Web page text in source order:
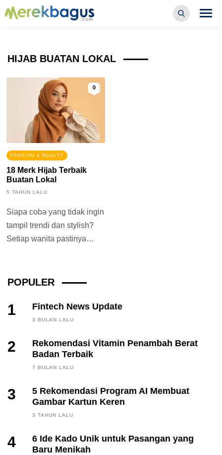
HIJAB BUATAN LOKAL
0
FASHION & BEAUTY
18 Merk Hijab Terbaik
Buatan Lokal
5 TAHUN LALU
Siapa coba yang tidak ingin
tampil trendi dan stylish?
Setiap wanita pastinya
terlebih...
POPULER
1 Fintech News Update
3 BULAN LALU
2
Rekomendasi Vitamin Penambah Berat
Badan Terbaik
7 BULAN LALU
3
5 Rekomendasi Program AI Membuat
Gambar Kartun Keren
3 TAHUN LALU
4
6 Ide Kado Unik untuk Pasangan yang
Baru Menikah